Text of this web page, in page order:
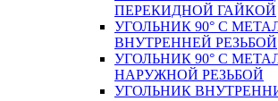
ПЕРЕКИДНОЙ ГАЙКОЙ
УГОЛЬНИК 90° С
ВНУТРЕННEЙ РЕЗЬБОЙ
УГОЛЬНИК 90° С
НАРУЖНОЙ РЕЗЬБОЙ
УГОЛЬНИК